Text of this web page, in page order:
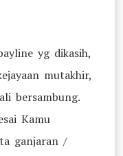
yg dikasih,
mutakhir,
bersambung.
Kamu
ganjaran /